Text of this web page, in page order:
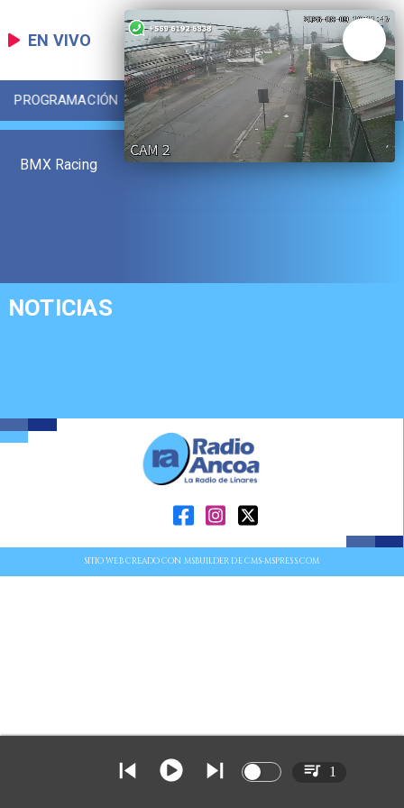
EN VIVO
PROGRAMACIÓN LOCAL DEPORTES
BMX Racing
NOTICIAS
SITIO WEB CREADO CON MSBUILDER DE CMS-MSPRESS.COM
1